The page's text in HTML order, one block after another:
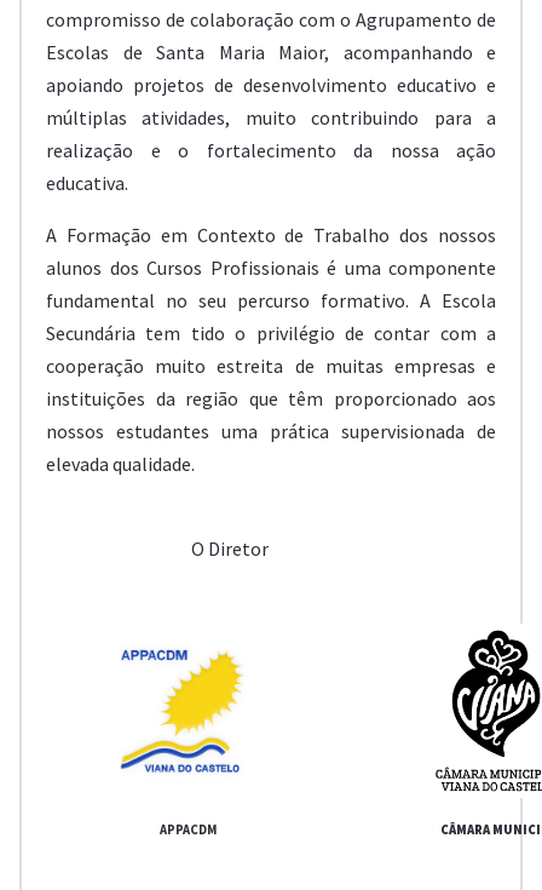
compromisso de colaboração com o Agrupamento de
Escolas de Santa Maria Maior, acompanhando e
apoiando projetos de desenvolvimento educativo e
múltiplas atividades, muito contribuindo para a
realização e o fortalecimento da nossa ação
educativa.
A Formação em Contexto de Trabalho dos nossos
alunos dos Cursos Profissionais é uma componente
fundamental no seu percurso formativo. A Escola
Secundária tem tido o privilégio de contar com a
cooperação muito estreita de muitas empresas e
instituições da região que têm proporcionado aos
nossos estudantes uma prática supervisionada de
elevada qualidade.
O Diretor
APPACDM CÂMARA